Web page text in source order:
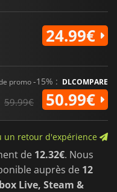
24.99€
promo-15% : DLCOMPARE
59.99€ 50.99€
un retour d'expérience
de 12.32€. Nous
auprès de 12
Live, Steam &